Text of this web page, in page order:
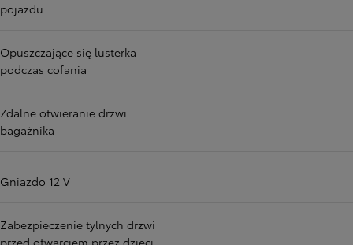
pojazdu
Opuszczające się lusterka
podczas cofania
Zdalne otwieranie drzwi
bagażnika
Gniazdo 12 V
Zabezpieczenie tylnych drzwi
przed otwarciem przez dzieci